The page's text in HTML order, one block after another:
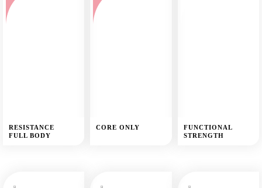
RESISTANCE
FULL BODY
CORE ONLY
FUNCTIONAL
STRENGTH